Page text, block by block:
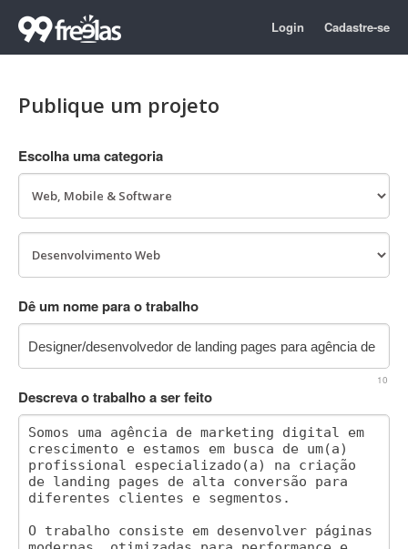
Login Cadastre-se
Publique um projeto
Escolha uma categoria
Dê um nome para o trabalho
10
Descreva o trabalho a ser feito